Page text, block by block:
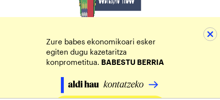
Zure babes ekonomikoari esker
egiten dugu kazetaritza
konprometitua. BABESTU BERRIA